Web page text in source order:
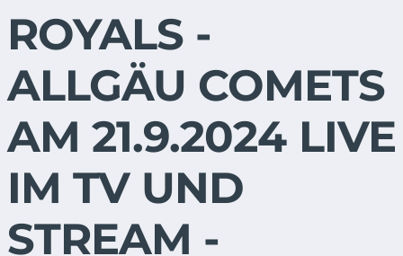
ROYALS -
ALLGÄU COMETS
AM 21.9.2024 LIVE
IM TV UND
STREAM -